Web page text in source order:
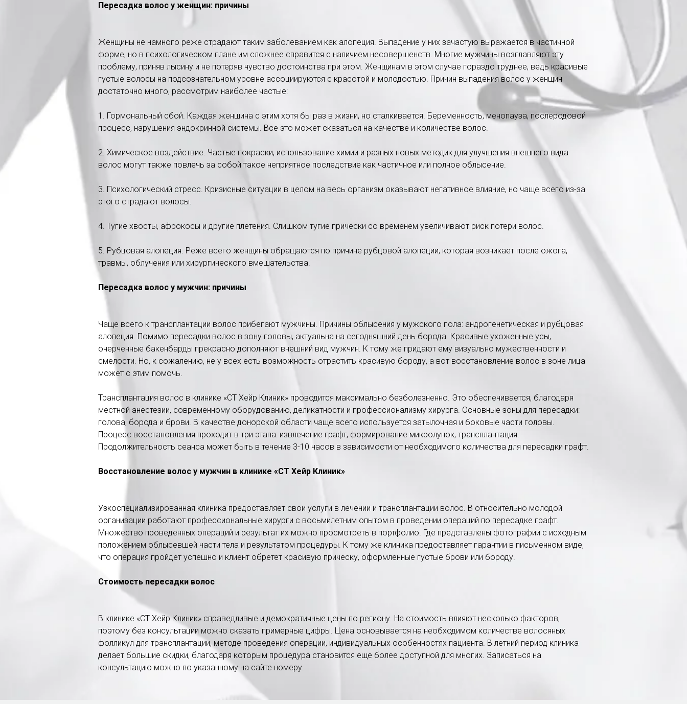
Пересадка волос у женщин: причины
Женщины не намного реже страдают таким заболеванием как алопеция. Выпадение у них зачастую выражается в частичной
форме, но в психологическом плане им сложнее справится с наличием несовершенств. Многие мужчины возглавляют эту
проблему, приняв лысину и не потеряв чувство достоинства при этом. Женщинам в этом случае гораздо труднее, ведь красивые
густые волосы на подсознательном уровне ассоциируются с красотой и молодостью. Причин выпадения волос у женщин
достаточно много, рассмотрим наиболее частые:
1. Гормональный сбой. Каждая женщина с этим хотя бы раз в жизни, но сталкивается. Беременность, менопауза, послеродовой
процесс, нарушения эндокринной системы. Все это может сказаться на качестве и количестве волос.
2. Химическое воздействие. Частые покраски, использование химии и разных новых методик для улучшения внешнего вида
волос могут также повлечь за собой такое неприятное последствие как частичное или полное облысение.
3. Психологический стресс. Кризисные ситуации в целом на весь организм оказывают негативное влияние, но чаще всего из-за
этого страдают волосы.
4. Тугие хвосты, афрокосы и другие плетения. Слишком тугие прически со временем увеличивают риск потери волос.
5. Рубцовая алопеция. Реже всего женщины обращаются по причине рубцовой алопеции, которая возникает после ожога,
травмы, облучения или хирургического вмешательства.
Пересадка волос у мужчин: причины
Чаще всего к трансплантации волос прибегают мужчины. Причины облысения у мужского пола: андрогенетическая и рубцовая
алопеция. Помимо пересадки волос в зону головы, актуальна на сегодняшний день борода. Красивые ухоженные усы,
очерченные бакенбарды прекрасно дополняют внешний вид мужчин. К тому же придают ему визуально мужественности и
смелости. Но, к сожалению, не у всех есть возможность отрастить красивую бороду, а вот восстановление волос в зоне лица
может с этим помочь.
Трансплантация волос в клинике «СТ Хейр Клиник» проводится максимально безболезненно. Это обеспечивается, благодаря
местной анестезии, современному оборудованию, деликатности и профессионализму хирурга. Основные зоны для пересадки:
голова, борода и брови. В качестве донорской области чаще всего используется затылочная и боковые части головы.
Процесс восстановления проходит в три этапа: извлечение графт, формирование микролунок, трансплантация.
Продолжительность сеанса может быть в течение 3-10 часов в зависимости от необходимого количества для пересадки графт.
Восстановление волос у мужчин в клинике «СТ Хейр Клиник»
Узкоспециализированная клиника предоставляет свои услуги в лечении и трансплантации волос. В относительно молодой
организации работают профессиональные хирурги с восьмилетним опытом в проведении операций по пересадке графт.
Множество проведенных операций и результат их можно просмотреть в портфолио. Где представлены фотографии с исходным
положением облысевшей части тела и результатом процедуры. К тому же клиника предоставляет гарантии в письменном виде,
что операция пройдет успешно и клиент обретет красивую прическу, оформленные густые брови или бороду.
Стоимость пересадки волос
В клинике «СТ Хейр Клиник» справедливые и демократичные цены по региону. На стоимость влияют несколько факторов,
поэтому без консультации можно сказать примерные цифры. Цена основывается на необходимом количестве волосяных
фолликул для трансплантации, методе проведения операции, индивидуальных особенностях пациента. В летний период клиника
делает большие скидки, благодаря которым процедура становится еще более доступной для многих. Записаться на
консультацию можно по указанному на сайте номеру.